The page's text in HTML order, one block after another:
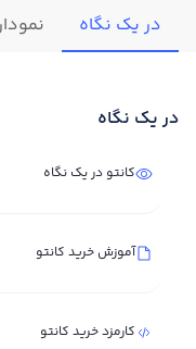
در یک نگاه
در یک نگاه
کانتو در یک نگاه
آموزش خرید کانتو
کارمزد خرید کانتو